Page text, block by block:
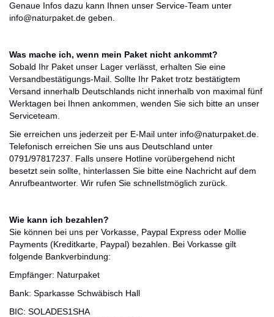
Genaue Infos dazu kann Ihnen unser Service-Team unter
info@naturpaket.de geben.
Was mache ich, wenn mein Paket nicht ankommt?
Sobald Ihr Paket unser Lager verlässt, erhalten Sie eine
Versandbestätigungs-Mail. Sollte Ihr Paket trotz bestätigtem
Versand innerhalb Deutschlands nicht innerhalb von maximal fünf
Werktagen bei Ihnen ankommen, wenden Sie sich bitte an unser
Serviceteam.
Sie erreichen uns jederzeit per E-Mail unter info@naturpaket.de.
Telefonisch erreichen Sie uns aus Deutschland unter
0791/97817237. Falls unsere Hotline vorübergehend nicht
besetzt sein sollte, hinterlassen Sie bitte eine Nachricht auf dem
Anrufbeantworter. Wir rufen Sie schnellstmöglich zurück.
Wie kann ich bezahlen?
Sie können bei uns per Vorkasse, Paypal Express oder Mollie
Payments (Kreditkarte, Paypal) bezahlen. Bei Vorkasse gilt
folgende Bankverbindung:
Empfänger: Naturpaket
Bank: Sparkasse Schwäbisch Hall
BIC: SOLADES1SHA